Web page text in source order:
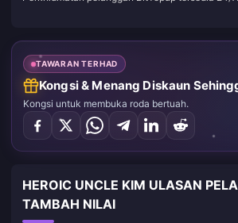
TAWARAN TERHAD
Kongsi & Menang Diskaun
Kongsi untuk membuka roda bertuah.
HEROIC UNCLE KIM ULASAN
TAMBAH NILAI